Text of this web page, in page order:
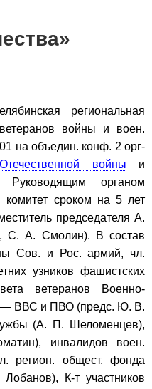
региональная
войны и воен.
на объедин. конф. 2 орг-
войны и
органом
сроком на 5 лет
председателя А.
С. А. Смолин). В состав
Сов. и Рос. армий, чл.
узников фашистских
ветеранов Военно-
— ВВС и ПВО (предс. Ю. В.
(А. П. Шеломенцев),
инвалидов воен.
регион. общест. фонда
К-т участников